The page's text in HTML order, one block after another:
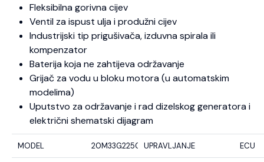
Fleksibilna gorivna cijev
Ventil za ispust ulja i produžni cijev
Industrijski tip prigušivača, izduvna spirala ili
kompenzator
Baterija koja ne zahtijeva održavanje
Grijač za vodu u bloku motora (u automatskim
modelima)
Uputstvo za održavanje i rad dizelskog generatora i
električni shematski dijagram
MODEL 20M33G2250/5UPRAVLJANJE ECU